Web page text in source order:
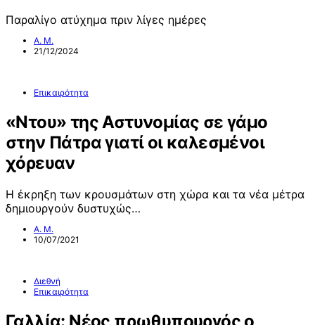
Παραλίγο ατύχημα πριν λίγες ημέρες
Α. Μ.
21/12/2024
Επικαιρότητα
«Ντου» της Αστυνομίας σε γάμο
στην Πάτρα γιατί οι καλεσμένοι
χόρευαν
Η έκρηξη των κρουσμάτων στη χώρα και τα νέα μέτρα
δημιουργούν δυστυχώς…
Α. Μ.
10/07/2021
Διεθνή
Επικαιρότητα